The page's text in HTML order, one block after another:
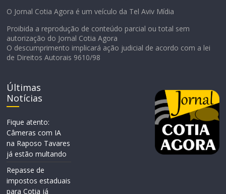
O Jornal Cotia Agora é um veículo da Tel Aviv Mídia
Proibida a reprodução de conteúdo parcial ou total sem
autorização do Jornal Cotia Agora
O descumprimento implicará ação judicial de acordo com a lei
de Direitos Autorais 9610/98
Últimas
Notícias
Fique atento:
Câmeras com IA
na Raposo Tavares
já estão multando
Repasse de
impostos estaduais
para Cotia já